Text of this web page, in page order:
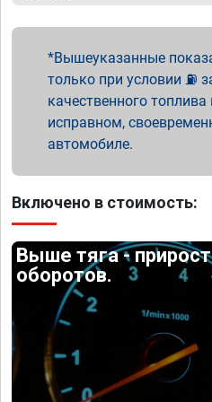
Вышеуказанные
только при условии ⛽
качественного
исправном,
автомобиле.
Включено в стоимость:
Выше тяга -
оборотов.